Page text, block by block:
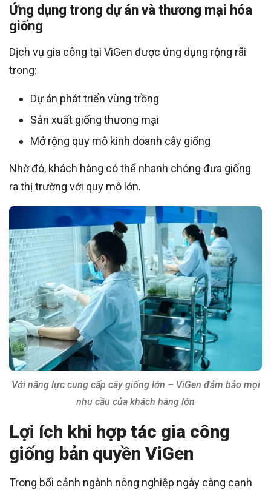
Ứng dụng trong dự án và thương mại hóa
giống
Dịch vụ gia công tại ViGen được ứng dụng rộng rãi
trong:
Dự án phát triển vùng trồng
Sản xuất giống thương mại
Mở rộng quy mô kinh doanh cây giống
Nhờ đó, khách hàng có thể nhanh chóng đưa giống
ra thị trường với quy mô lớn.
Với năng lực cung cấp cây giống lớn – ViGen đảm bảo mọi
nhu cầu của khách hàng lớn
Lợi ích khi hợp tác gia công
giống bản quyền ViGen
Trong bối cảnh ngành nông nghiệp ngày càng cạnh